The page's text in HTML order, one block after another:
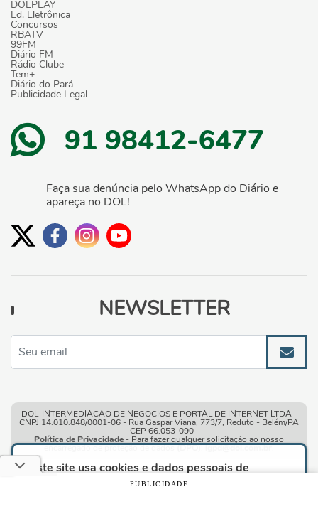
Este site usa cookies e dados pessoais de
acordo com os nossosTermos de Uso e Política
e, ao continuar navegando neste
DOLPLAY
Ed. Eletrônica
Concursos
RBATV
99FM
Diário FM
Rádio Clube
Tem+
Diário do Pará
Publicidade Legal
91 98412-6477
Faça sua denúncia pelo WhatsApp do Diário e
apareça no DOL!
NEWSLETTER
DOL-INTERMEDIACAO DE NEGOCIOS E PORTAL DE INTERNET LTDA -
CNPJ 14.010.848/0001-06 - Rua Gaspar Viana, 773/7, Reduto - Belém/PA
- CEP 66.053-090
Política de Privacidade - Para fazer qualquer solicitação ao nosso
encarregado de proteção de dados(DPO):lgpd@dol.com.br.
PUBLICIDADE